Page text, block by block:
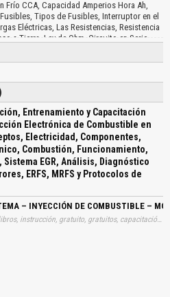
Entrenamiento y Capacitación
Electrónica de Combustible en
Electricidad, Componentes,
Combustión, Funcionamiento,
EGR, Análisis, Diagnóstico
ERFS, MRFS y Protocolos de
– INYECCIÓN DE COMBUSTIBLE –
Tags: manual, manuales, instrucciones, libros, instrucción, gratuito, gratuitos, capacitación, entrenamiento, capacitaciones, información, datos, gratis, descargar, motors, instrucciones, tecnicas, técnicas, sistemas, inyecciones, inyectores, inyectoras, electrónicas, electronicas, electrónicos, electronicos, gasolinas, definiciones, partes, piezas, elementos, encendidos, arranques, diagnósticos, diagnosticos, funcionamientos, codigos, averias, problemas, sincronizaciones, comunicaciones, descargas, automotrices